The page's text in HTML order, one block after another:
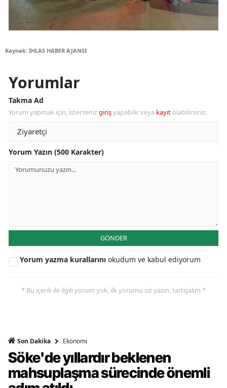
Kaynak: İHLAS HABER AJANSI
Yorumlar
Takma Ad
Yorum yapmak için, istersenizgirişyapabilir veya kayıt olabilirsiniz.
Yorum Yazın (500 Karakter)
GÖNDER
Yorum yazma kurallarını okudum ve kabul ediyorum
* Bu içerik ile ilgili yorum yok, ilk yorumu siz yazın, tartışalım *
Son Dakika Ekonomi
Söke'de yıllardır beklenen
mahsuplaşma sürecinde önemli